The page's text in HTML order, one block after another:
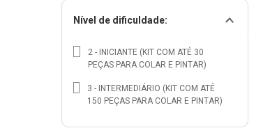
Nível de dificuldade:
2 - INICIANTE (KIT COM ATÉ 30
PEÇAS PARA COLAR E PINTAR)
3 - INTERMEDIÁRIO (KIT COM ATÉ
150 PEÇAS PARA COLAR E PINTAR)